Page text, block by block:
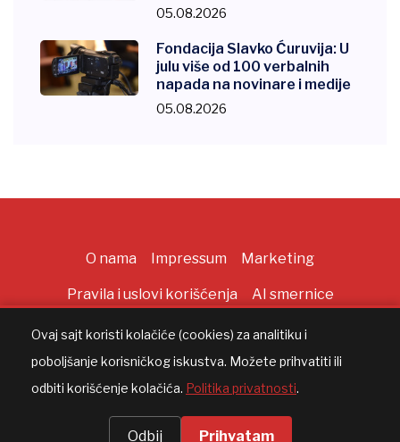
05.08.2026
Fondacija Slavko Ćuruvija: U
julu više od 100 verbalnih
napada na novinare i medije
05.08.2026
O nama Impressum Marketing
Pravila i uslovi korišćenja AI smernice
Ovaj sajt koristi kolačiće (cookies) za analitiku i
poboljšanje korisničkog iskustva. Možete prihvatiti ili
odbiti korišćenje kolačića. Politika privatnosti.
Odbij Prihvatam